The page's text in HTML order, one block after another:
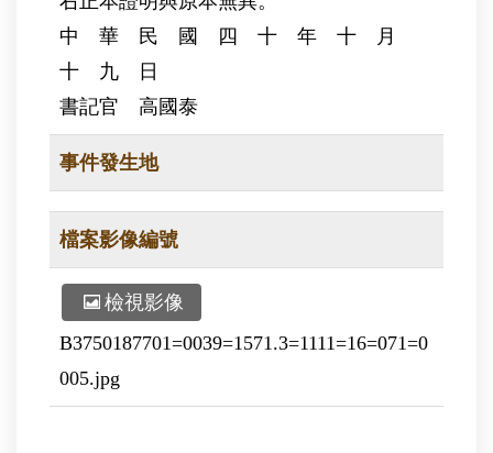
中 華 民 國 四 十 年 十 月
十 九 日
書記官 高國泰
事件發生地
檔案影像編號
檢視影像
B3750187701=0039=1571.3=1111=16=071=0
005.jpg